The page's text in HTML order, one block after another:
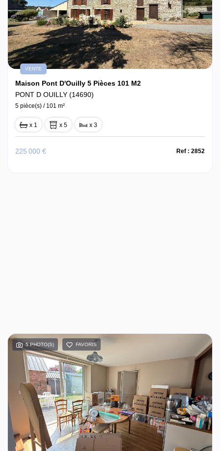
VENTE
Maison Pont D'Ouilly 5 Pièces 101 M2
PONT D OUILLY (14690)
5 pièce(s) / 101 m²
x 1 x 5 x 3
225 000 € Ref : 2852
5 PHOTO(S) FAVORIS